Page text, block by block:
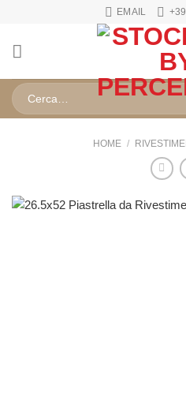
contenuti
EMAIL
Cerca:
HOME /